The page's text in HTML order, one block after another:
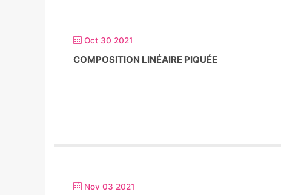
Oct 30 2021
COMPOSITION LINÉAIRE PIQUÉE
Nov 03 2021